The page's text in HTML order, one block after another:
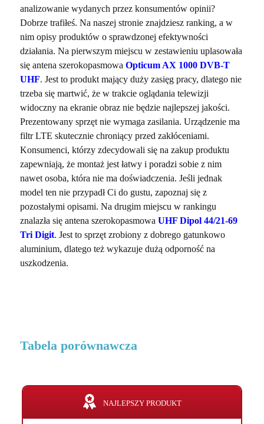
analizowanie wydanych przez konsumentów opinii?
Dobrze trafiłeś. Na naszej stronie znajdziesz ranking, a w
nim opisy produktów o sprawdzonej efektywności
działania. Na pierwszym miejscu w zestawieniu uplasowała
się antena szerokopasmowa Opticum AX 1000 DVB-T
UHF. Jest to produkt mający duży zasięg pracy, dlatego nie
trzeba się martwić, że w trakcie oglądania telewizji
widoczny na ekranie obraz nie będzie najlepszej jakości.
Prezentowany sprzęt nie wymaga zasilania. Urządzenie ma
filtr LTE skutecznie chroniący przed zakłóceniami.
Konsumenci, którzy zdecydowali się na zakup produktu
zapewniają, że montaż jest łatwy i poradzi sobie z nim
nawet osoba, która nie ma doświadczenia. Jeśli jednak
model ten nie przypadł Ci do gustu, zapoznaj się z
pozostałymi opisami. Na drugim miejscu w rankingu
znalazła się antena szerokopasmowa UHF Dipol 44/21-69
Tri Digit. Jest to sprzęt zrobiony z dobrego gatunkowo
aluminium, dlatego też wykazuje dużą odporność na
uszkodzenia.
Tabela porównawcza
NAJLEPSZY PRODUKT